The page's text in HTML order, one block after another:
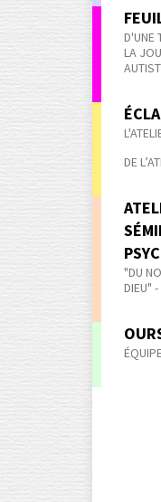
D'UNE
LA
DE
"DU
DIEU" -